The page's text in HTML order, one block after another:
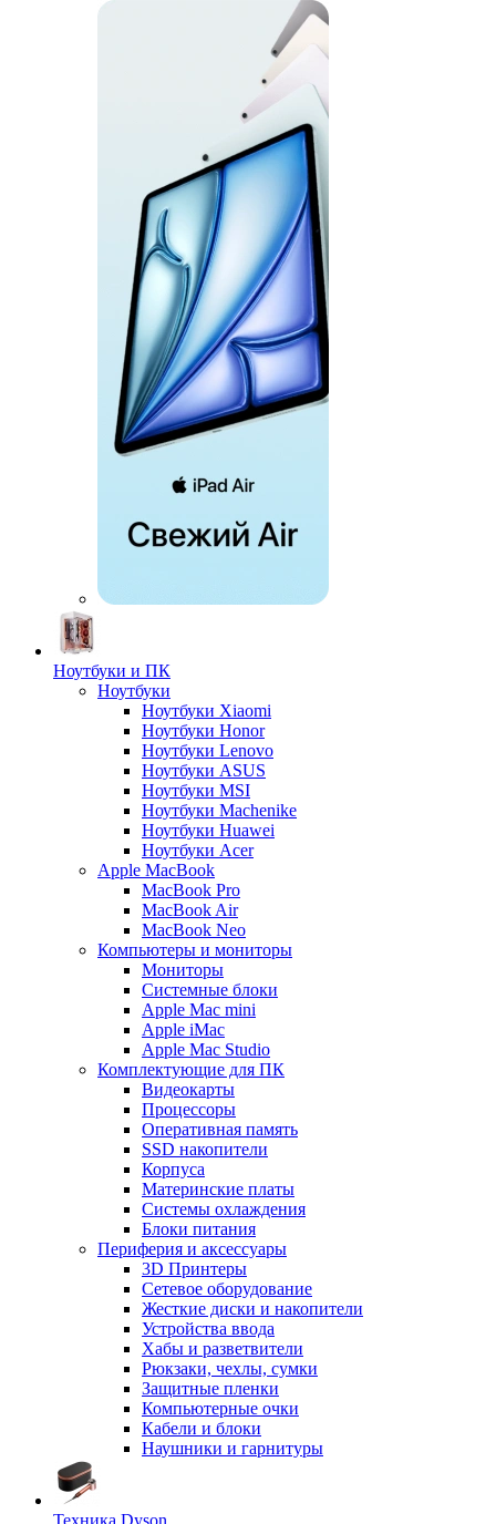
Ноутбуки и ПК
Ноутбуки
Ноутбуки Xiaomi
Ноутбуки Honor
Ноутбуки Lenovo
Ноутбуки ASUS
Ноутбуки MSI
Ноутбуки Machenike
Ноутбуки Huawei
Ноутбуки Acer
Apple MacBook
MacBook Pro
MacBook Air
MacBook Neo
Компьютеры и мониторы
Мониторы
Системные блоки
Apple Mac mini
Apple iMac
Apple Mac Studio
Комплектующие для ПК
Видеокарты
Процессоры
Оперативная память
SSD накопители
Корпуса
Материнские платы
Системы охлаждения
Блоки питания
Периферия и аксессуары
3D Принтеры
Сетевое оборудование
Жесткие диски и накопители
Устройства ввода
Хабы и разветвители
Рюкзаки, чехлы, сумки
Защитные пленки
Компьютерные очки
Кабели и блоки
Наушники и гарнитуры
Техника Dyson